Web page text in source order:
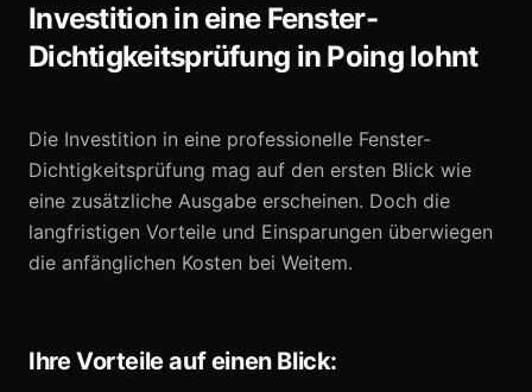
Investition in eine Fenster-
Dichtigkeitsprüfung in Poing lohnt
Die Investition in eine professionelle Fenster-
Dichtigkeitsprüfung mag auf den ersten Blick wie
eine zusätzliche Ausgabe erscheinen. Doch die
langfristigen Vorteile und Einsparungen überwiegen
die anfänglichen Kosten bei Weitem.
Ihre Vorteile auf einen Blick: